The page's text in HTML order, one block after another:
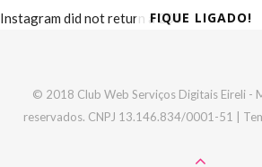
FIQUE LIGADO!
Instagram did not return a 200.
© 2018 Club Web Serviços Digitais Eireli -
reservados. CNPJ 13.146.834/0001-51 |